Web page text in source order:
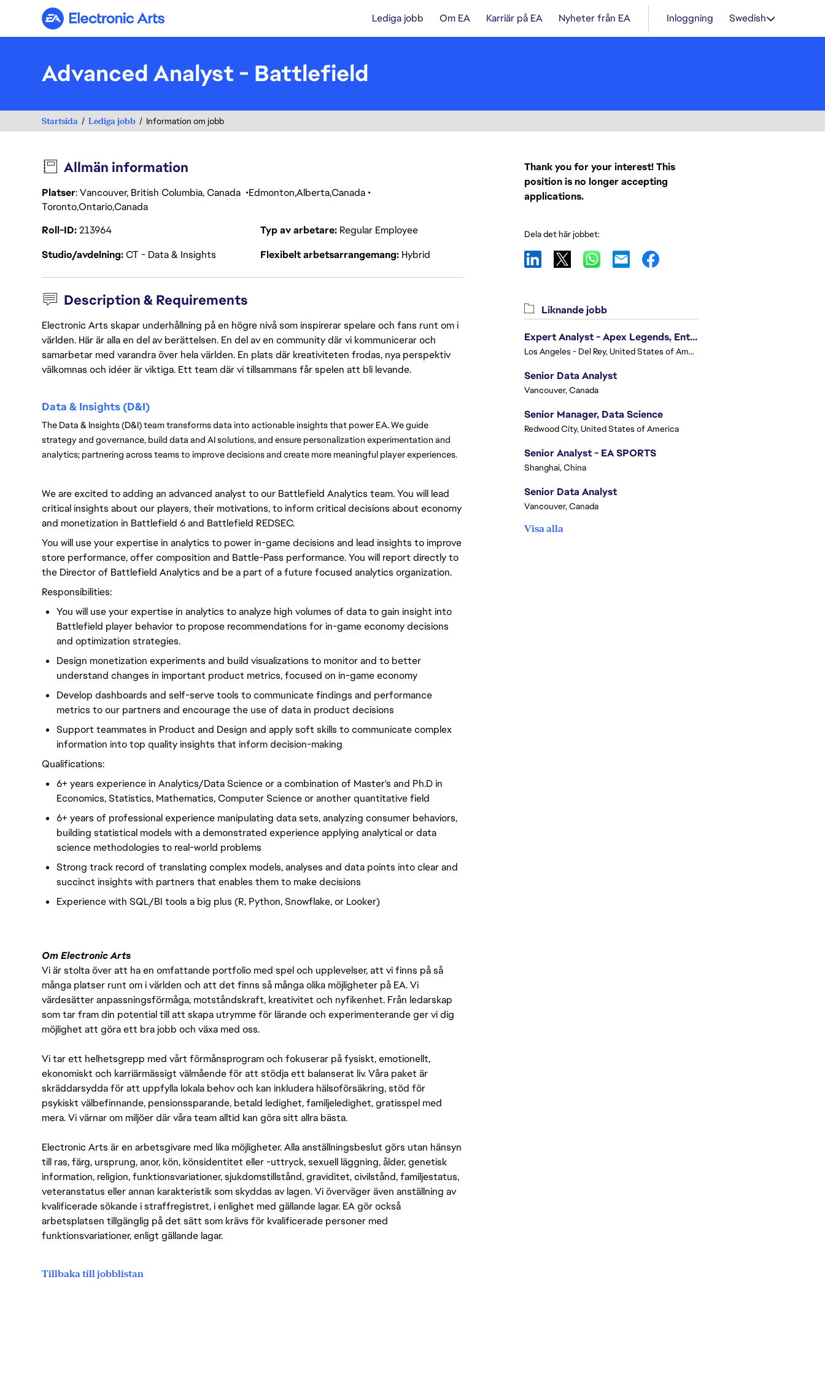
Electronic Arts Lediga jobb Om EA Karriär på EA Nyheter från EA Inloggning Swedish
Advanced Analyst - Battlefield
Startsida Lediga jobb Information om jobb
Allmän information
Platser: Vancouver, British Columbia, Canada EdmontonAlbertaCanada
TorontoOntarioCanada
Roll-ID213964 Typ av arbetare Regular Employee
Studio/avdelningCT - Data & Insights Flexibelt arbetsarrangemang Hybrid
Description & Requirements
Electronic Arts skapar underhållning på en högre nivå som inspirerar spelare och fans runt om i
världen. Här är alla en del av berättelsen. En del av en community där vi kommunicerar och
samarbetar med varandra över hela världen. En plats där kreativiteten frodas, nya perspektiv
välkomnas och idéer är viktiga. Ett team där vi tillsammans får spelen att bli levande.
Data & Insights (D&I)
The Data & Insights (D&I) team transforms data into actionable insights that power EA. We guide
strategy and governance, build data and AI solutions, and ensure personalization experimentation and
analytics; partnering across teams to improve decisions and create more meaningful player experiences.
We are excited to adding an advanced analyst to our Battlefield Analytics team. You will lead
critical insights about our players, their motivations, to inform critical decisions about economy
and monetization in Battlefield 6 and Battlefield REDSEC.
You will use your expertise in analytics to power in-game decisions and lead insights to improve
store performance, offer composition and Battle-Pass performance. You will report directly to
the Director of Battlefield Analytics and be a part of a future focused analytics organization.
Responsibilities:
You will use your expertise in analytics to analyze high volumes of data to gain insight into
Battlefield player behavior to propose recommendations for in-game economy decisions
and optimization strategies.
Design monetization experiments and build visualizations to monitor and to better
understand changes in important product metrics, focused on in-game economy
Develop dashboards and self-serve tools to communicate findings and performance
metrics to our partners and encourage the use of data in product decisions
Support teammates in Product and Design and apply soft skills to communicate complex
information into top quality insights that inform decision-making
Qualifications:
6+ years experience in Analytics/Data Science or a combination of Master's and Ph.D in
Economics, Statistics, Mathematics, Computer Science or another quantitative field
6+ years of professional experience manipulating data sets, analyzing consumer behaviors,
building statistical models with a demonstrated experience applying analytical or data
science methodologies to real-world problems
Strong track record of translating complex models, analyses and data points into clear and
succinct insights with partners that enables them to make decisions
Experience with SQL/BI tools a big plus (R, Python, Snowflake, or Looker)
Om Electronic Arts
Vi är stolta över att ha en omfattande portfolio med spel och upplevelser, att vi finns på så
många platser runt om i världen och att det finns så många olika möjligheter på EA. Vi
värdesätter anpassningsförmåga, motståndskraft, kreativitet och nyfikenhet. Från ledarskap
som tar fram din potential till att skapa utrymme för lärande och experimenterande ger vi dig
möjlighet att göra ett bra jobb och växa med oss.
Vi tar ett helhetsgrepp med vårt förmånsprogram och fokuserar på fysiskt, emotionellt,
ekonomiskt och karriärmässigt välmående för att stödja ett balanserat liv. Våra paket är
skräddarsydda för att uppfylla lokala behov och kan inkludera hälsoförsäkring, stöd för
psykiskt välbefinnande, pensionssparande, betald ledighet, familjeledighet, gratisspel med
mera. Vi värnar om miljöer där våra team alltid kan göra sitt allra bästa.
Electronic Arts är en arbetsgivare med lika möjligheter. Alla anställningsbeslut görs utan hänsyn
till ras, färg, ursprung, anor, kön, könsidentitet eller -uttryck, sexuell läggning, ålder, genetisk
information, religion, funktionsvariationer, sjukdomstillstånd, graviditet, civilstånd, familjestatus,
veteranstatus eller annan karakteristik som skyddas av lagen. Vi överväger även anställning av
kvalificerade sökande i straffregistret, i enlighet med gällande lagar. EA gör också
arbetsplatsen tillgänglig på det sätt som krävs för kvalificerade personer med
funktionsvariationer, enligt gällande lagar.
Tillbaka till jobblistan
Thank you for your interest! This
position is no longer accepting
applications.
Dela det här jobbet:
Liknande jobb
Expert Analyst - Apex Legends, Enterprise Intelligence (EI)
Los Angeles - Del Rey, United States of America
Senior Data Analyst
Vancouver, Canada
Senior Manager, Data Science
Redwood City, United States of America
Senior Analyst - EA SPORTS
Shanghai, China
Senior Data Analyst
Vancouver, Canada
Visa alla